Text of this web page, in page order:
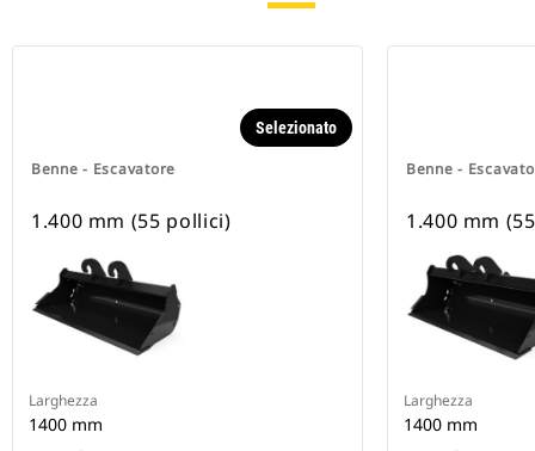
Benne - Escavatore
Selezionato
1.400 mm (55 pollici)
Larghezza
1400 mm
Benne -
1.400 mm
Larghezza
1400 mm